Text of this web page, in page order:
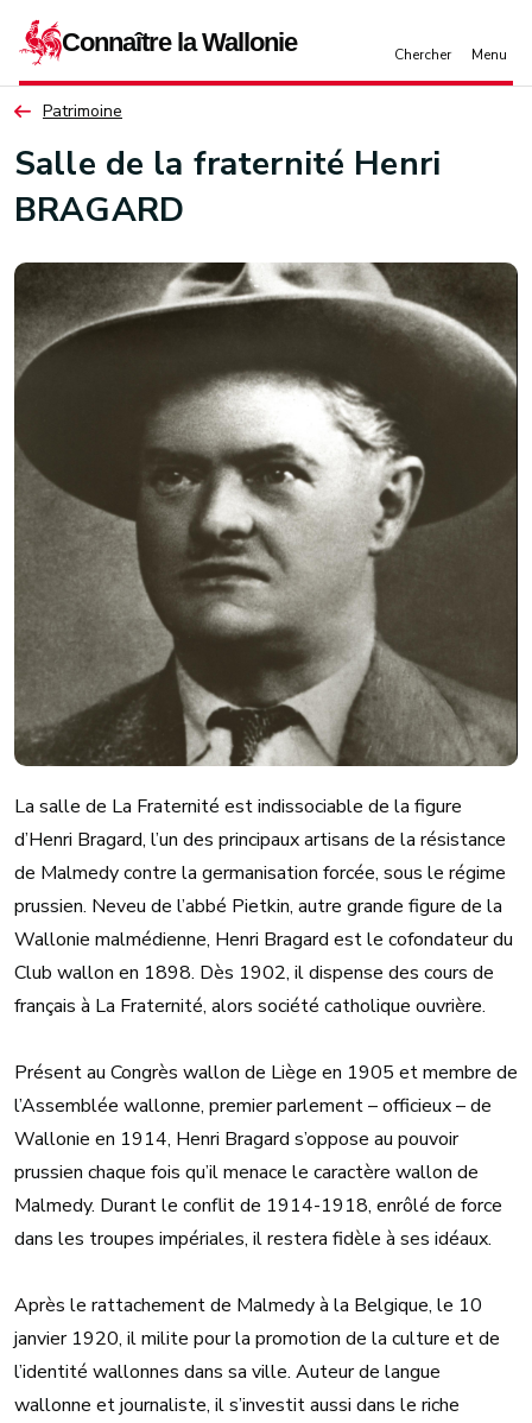
Patrimoine
Salle de la fraternité Henri
BRAGARD
La salle de La Fraternité est indissociable de la figure
d’Henri Bragard, l’un des principaux artisans de la résistance
de Malmedy contre la germanisation forcée, sous le régime
prussien. Neveu de l’abbé Pietkin, autre grande figure de la
Wallonie malmédienne, Henri Bragard est le cofondateur du
Club wallon en 1898. Dès 1902, il dispense des cours de
français à La Fraternité, alors société catholique ouvrière.
Présent au Congrès wallon de Liège en 1905 et membre de
l’Assemblée wallonne, premier parlement – officieux – de
Wallonie en 1914, Henri Bragard s’oppose au pouvoir
prussien chaque fois qu’il menace le caractère wallon de
Malmedy. Durant le conflit de 1914-1918, enrôlé de force
dans les troupes impériales, il restera fidèle à ses idéaux.
Après le rattachement de Malmedy à la Belgique, le 10
janvier 1920, il milite pour la promotion de la culture et de
l’identité wallonnes dans sa ville. Auteur de langue
wallonne et journaliste, il s’investit aussi dans le riche